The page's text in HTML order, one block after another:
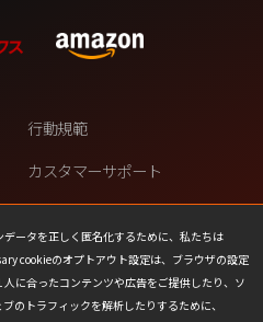
ータを正しく匿名化するために、私たちは
cookieのオプトアウト設定は、ブラウザの設定
に合ったコンテンツや広告をご提供したり、ソ
のトラフィックを解析したりするために、
行動規範
カスタマーサポート
個人情報の販売や共有を許可し
ない
プレスリリース
お問い合わせ